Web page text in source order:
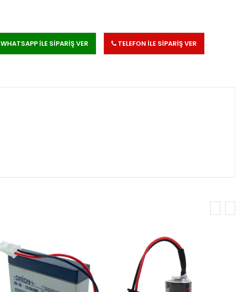
WHATSAPP İLE SİPARİŞ VER TELEFON İLE SİPARİŞ VER